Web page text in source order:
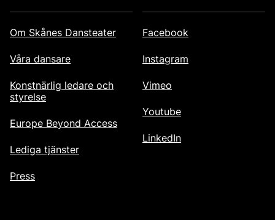
Om Skånes Dansteater
Våra dansare
Konstnärlig ledare och
styrelse
Europe Beyond Access
Lediga tjänster
Press
Facebook
Instagram
Vimeo
Youtube
LinkedIn